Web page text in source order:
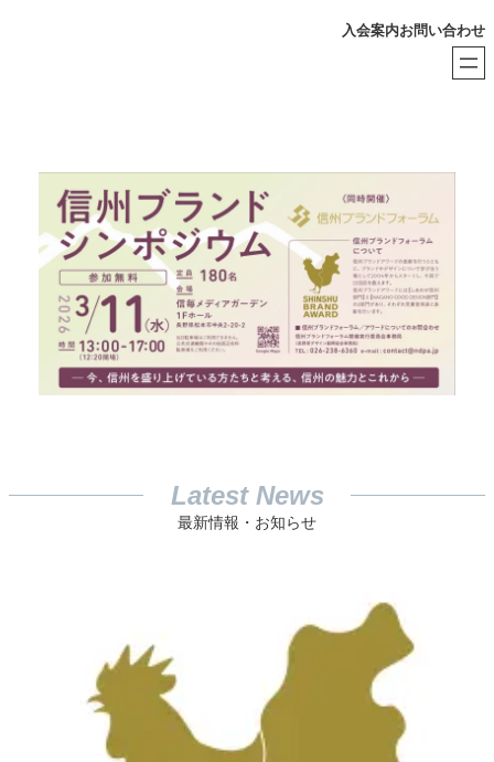
入会案内お問い合わせ
Latest News
最新情報・お知らせ